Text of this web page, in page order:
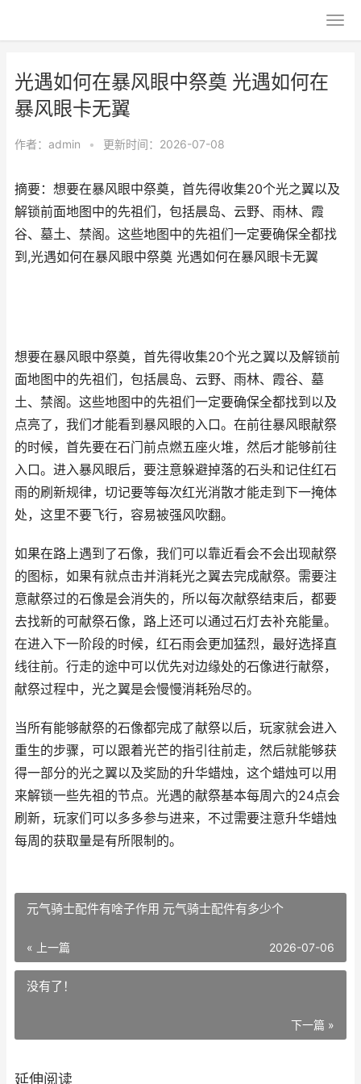
光遇如何在暴风眼中祭奠 光遇如何在
暴风眼卡无翼
作者： admin • 更新时间：2026-07-08
摘要：​想要在暴风眼中祭奠，首先得收集20个光之翼以及
解锁前面地图中的先祖们，包括晨岛、云野、雨林、霞
谷、墓土、禁阁。这些地图中的先祖们一定要确保全都找
到,光遇如何在暴风眼中祭奠 光遇如何在暴风眼卡无翼
想要在暴风眼中祭奠，首先得收集20个光之翼以及解锁前
面地图中的先祖们，包括晨岛、云野、雨林、霞谷、墓
土、禁阁。这些地图中的先祖们一定要确保全都找到以及
点亮了，我们才能看到暴风眼的入口。在前往暴风眼献祭
的时候，首先要在石门前点燃五座火堆，然后才能够前往
入口。进入暴风眼后，要注意躲避掉落的石头和记住红石
雨的刷新规律，切记要等每次红光消散才能走到下一掩体
处，这里不要飞行，容易被强风吹翻。
如果在路上遇到了石像，我们可以靠近看会不会出现献祭
的图标，如果有就点击并消耗光之翼去完成献祭。需要注
意献祭过的石像是会消失的，所以每次献祭结束后，都要
去找新的可献祭石像，路上还可以通过石灯去补充能量。
在进入下一阶段的时候，红石雨会更加猛烈，最好选择直
线往前。行走的途中可以优先对边缘处的石像进行献祭，
献祭过程中，光之翼是会慢慢消耗殆尽的。
当所有能够献祭的石像都完成了献祭以后，玩家就会进入
重生的步骤，可以跟着光芒的指引往前走，然后就能够获
得一部分的光之翼以及奖励的升华蜡烛，这个蜡烛可以用
来解锁一些先祖的节点。光遇的献祭基本每周六的24点会
刷新，玩家们可以多多参与进来，不过需要注意升华蜡烛
每周的获取量是有所限制的。
元气骑士配件有啥子作用 元气骑士配件有多少个
« 上一篇 2026-07-06
没有了！
下一篇 »
延伸阅读